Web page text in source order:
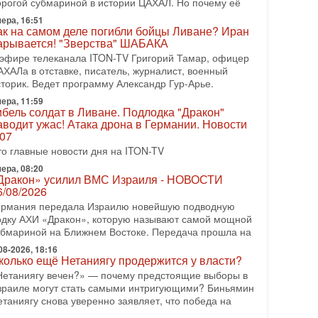
2026, 17:50
голос» Израиля: кто заберет его на этот
русскоязычных репатриантов не раз кардинально
политический ландшафт Израиля. Достаточно
взлет партии «Исраэль ба-алия», когда
2026, 17:00
закрытых дверей: о чём на самом деле
Трамп и Нетаньяху?
визит премьер-министра Израиля Биньямина
в США и его встреча с Дональдом Трампом
больше вопросов, чем ответов. Полная
07-2026, 15:18
готовит покушение на Нетаниягу! Трамп не
эскалации, но КСИР готовит взрыв!
телеканала ITON-TV СЕРГЕЙ МИГДАЛЬ,
по вопросам безопасности, офицер запаса
управления полиции Израиля, автор
07-2026, 09:02
за разоружение ХАМАСа - НОВОСТИ
07/2026
президент США Дональд Трамп заявил о
16:51
на самом деле погибли бойцы Ливане? Иран
"Зверства" ШАБАКА
телеканала ITON-TV Григорий Тамар, офицер
в отставке, писатель, журналист, военный
Ведет программу Александр Гур-Арье.
11:59
солдат в Ливане. Подлодка "Дракон"
ужас! Атака дрона в Германии. Новости
главные новости дня на ITON-TV
08:20
усилил ВМС Израиля - НОВОСТИ
08/2026
передала Израилю новейшую подводную
АХИ «Дракон», которую называют самой мощной
на Ближнем Востоке. Передача прошла на
2026, 18:16
ещё Нетаниягу продержится у власти?
вечен?» — почему предстоящие выборы в
могут стать самыми интригующими? Биньямин
снова уверенно заявляет, что победа на